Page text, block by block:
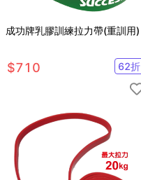
成功牌乳膠訓練拉力帶(重訓用)
$710 62折